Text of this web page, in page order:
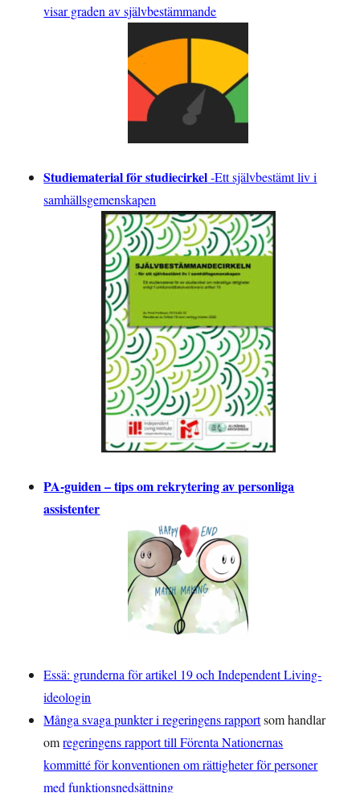
visar graden av självbestämmande
Studiematerial för studiecirkel-Ett självbestämt liv i
samhällsgemenskapen
PA-guiden – tips om rekrytering av personliga
assistenter
Essä: grunderna för artikel 19 och Independent Living-
ideologin
Många svaga punkter i regeringens rapportsom handlar
omregeringens rapport till Förenta Nationernas
kommitté för konventionen om rättigheter för personer
med funktionsnedsättning